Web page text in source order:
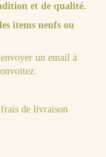
et de qualité.
items neufs ou
un email à
de livraison